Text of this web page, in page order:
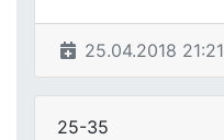
25.04.2018 21:21
25-35